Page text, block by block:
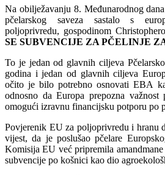
Na obilježavanju 8. Međunarodnog
pčelarskog saveza sastalo s
poljoprivredu, gospodinom
SE SUBVENCIJE ZA PČELINJE
To je jedan od glavnih ciljeva
godina i jedan od glavnih ciljeva
očito je bilo potrebno osnovati EBA
odnosno da Europa prepozna
omogući izravnu financijsku potporu po
Povjerenik EU za poljoprivredu i hranu
vijest, da je poslušao pčelare
Komisija EU već pripremila
subvencije po košnici kao dio